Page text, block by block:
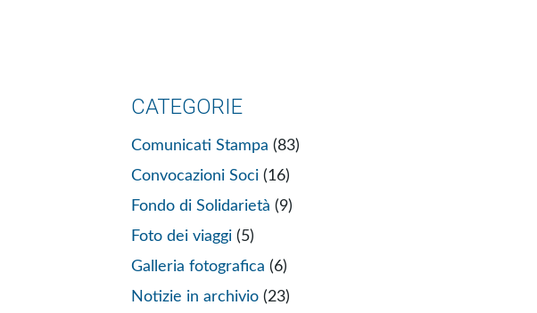
CATEGORIE
Comunicati Stampa (83)
Convocazioni Soci(16)
Fondo di Solidarietà (9)
Foto dei viaggi(5)
Galleria fotografica (6)
Notizie in archivio(23)